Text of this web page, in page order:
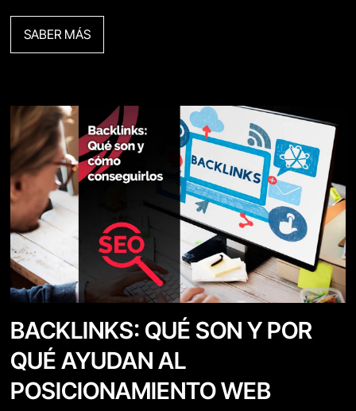
SABER MÁS
BACKLINKS: QUÉ SON Y POR
QUÉ AYUDAN AL
POSICIONAMIENTO WEB